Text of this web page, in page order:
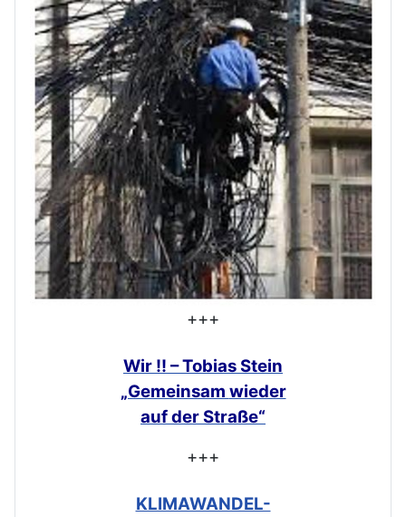
+++
Wir !! – Tobias Stein
„Gemeinsam wieder
auf der Straße“
+++
KLIMAWANDEL-